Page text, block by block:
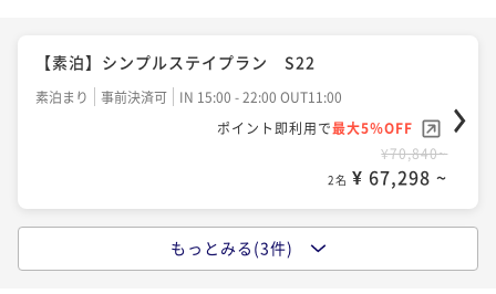
秀 【季節の贅沢会席】 宿泊プラン S22
二食付き 事前決済可
IN 15:00 - 18:00 OUT11:00
ポイント即利用で 最大5％OFF
¥108,790~
¥ 103,350 ~
【素泊】シンプルステイプラン S22
素泊まり 事前決済可
IN 15:00 - 22:00 OUT11:00
ポイント即利用で最大5％OFF
¥70,840~
2名 ¥ 67,298 ~
【一泊二食】割烹 松秀 ベーシック宿泊プラン S2
もっとみる(3件)